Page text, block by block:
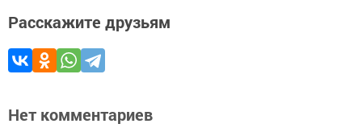
Расскажите друзьям
Нет комментариев